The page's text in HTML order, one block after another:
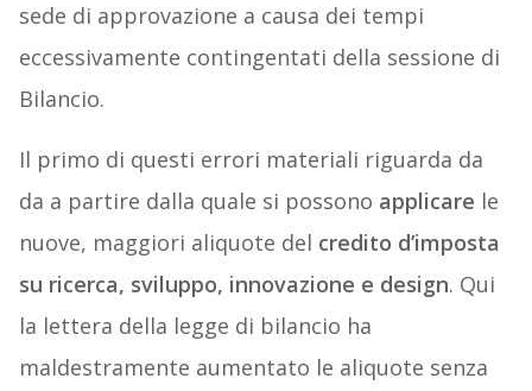
sede di approvazione a causa dei tempi
eccessivamente contingentati della sessione di
Bilancio.
Il primo di questi errori materiali riguarda da
da a partire dalla quale si possono applicare le
nuove, maggiori aliquote del credito d’imposta
su ricerca, sviluppo, innovazione e design. Qui
la lettera della legge di bilancio ha
maldestramente aumentato le aliquote senza